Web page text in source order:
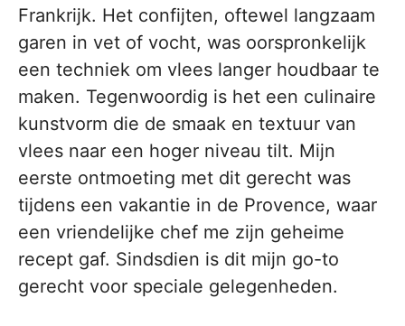
Frankrijk. Het confijten, oftewel langzaam
garen in vet of vocht, was oorspronkelijk
een techniek om vlees langer houdbaar te
maken. Tegenwoordig is het een culinaire
kunstvorm die de smaak en textuur van
vlees naar een hoger niveau tilt. Mijn
eerste ontmoeting met dit gerecht was
tijdens een vakantie in de Provence, waar
een vriendelijke chef me zijn geheime
recept gaf. Sindsdien is dit mijn go-to
gerecht voor speciale gelegenheden.